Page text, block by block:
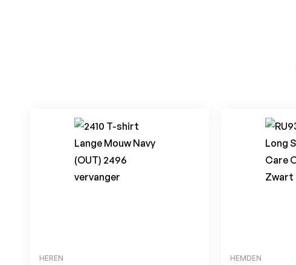
HEREN
HEMDEN